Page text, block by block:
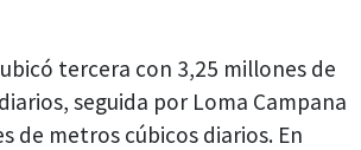
tercera con 3,25 millones de
seguida por Loma Campana
de metros cúbicos diarios. En